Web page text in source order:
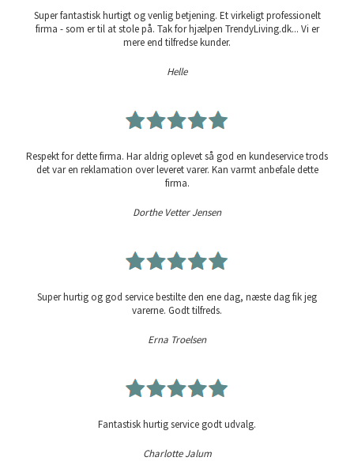
Super fantastisk hurtigt og venlig betjening. Et virkeligt professionelt
firma - som er til at stole på. Tak for hjælpen TrendyLiving.dk... Vi er
mere end tilfredse kunder.
Helle
Respekt for dette firma. Har aldrig oplevet så god en kundeservice trods
det var en reklamation over leveret varer. Kan varmt anbefale dette
firma.
Dorthe Vetter Jensen
Super hurtig og god service bestilte den ene dag, næste dag fik jeg
varerne. Godt tilfreds.
Erna Troelsen
Fantastisk hurtig service godt udvalg.
Charlotte Jalum